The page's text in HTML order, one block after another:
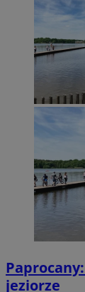
jeziorze